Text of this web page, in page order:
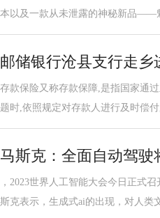
本以及一款从未泄露的神秘新品——
邮储银行沧县支行走
存款保险又称存款保障,是指国家通
题时,依照规定对存款人进行及时偿
马斯克：全面自动驾驶
，2023世界人工智能大会今日正式
斯克表示，生成式ai的出现，对人类